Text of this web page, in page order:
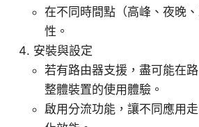
在不同時間點（高峰、夜晚
性。
安裝與設定
若有路由器支援，盡可能在
整體裝置的使用體驗。
啟用分流功能，讓不同應用